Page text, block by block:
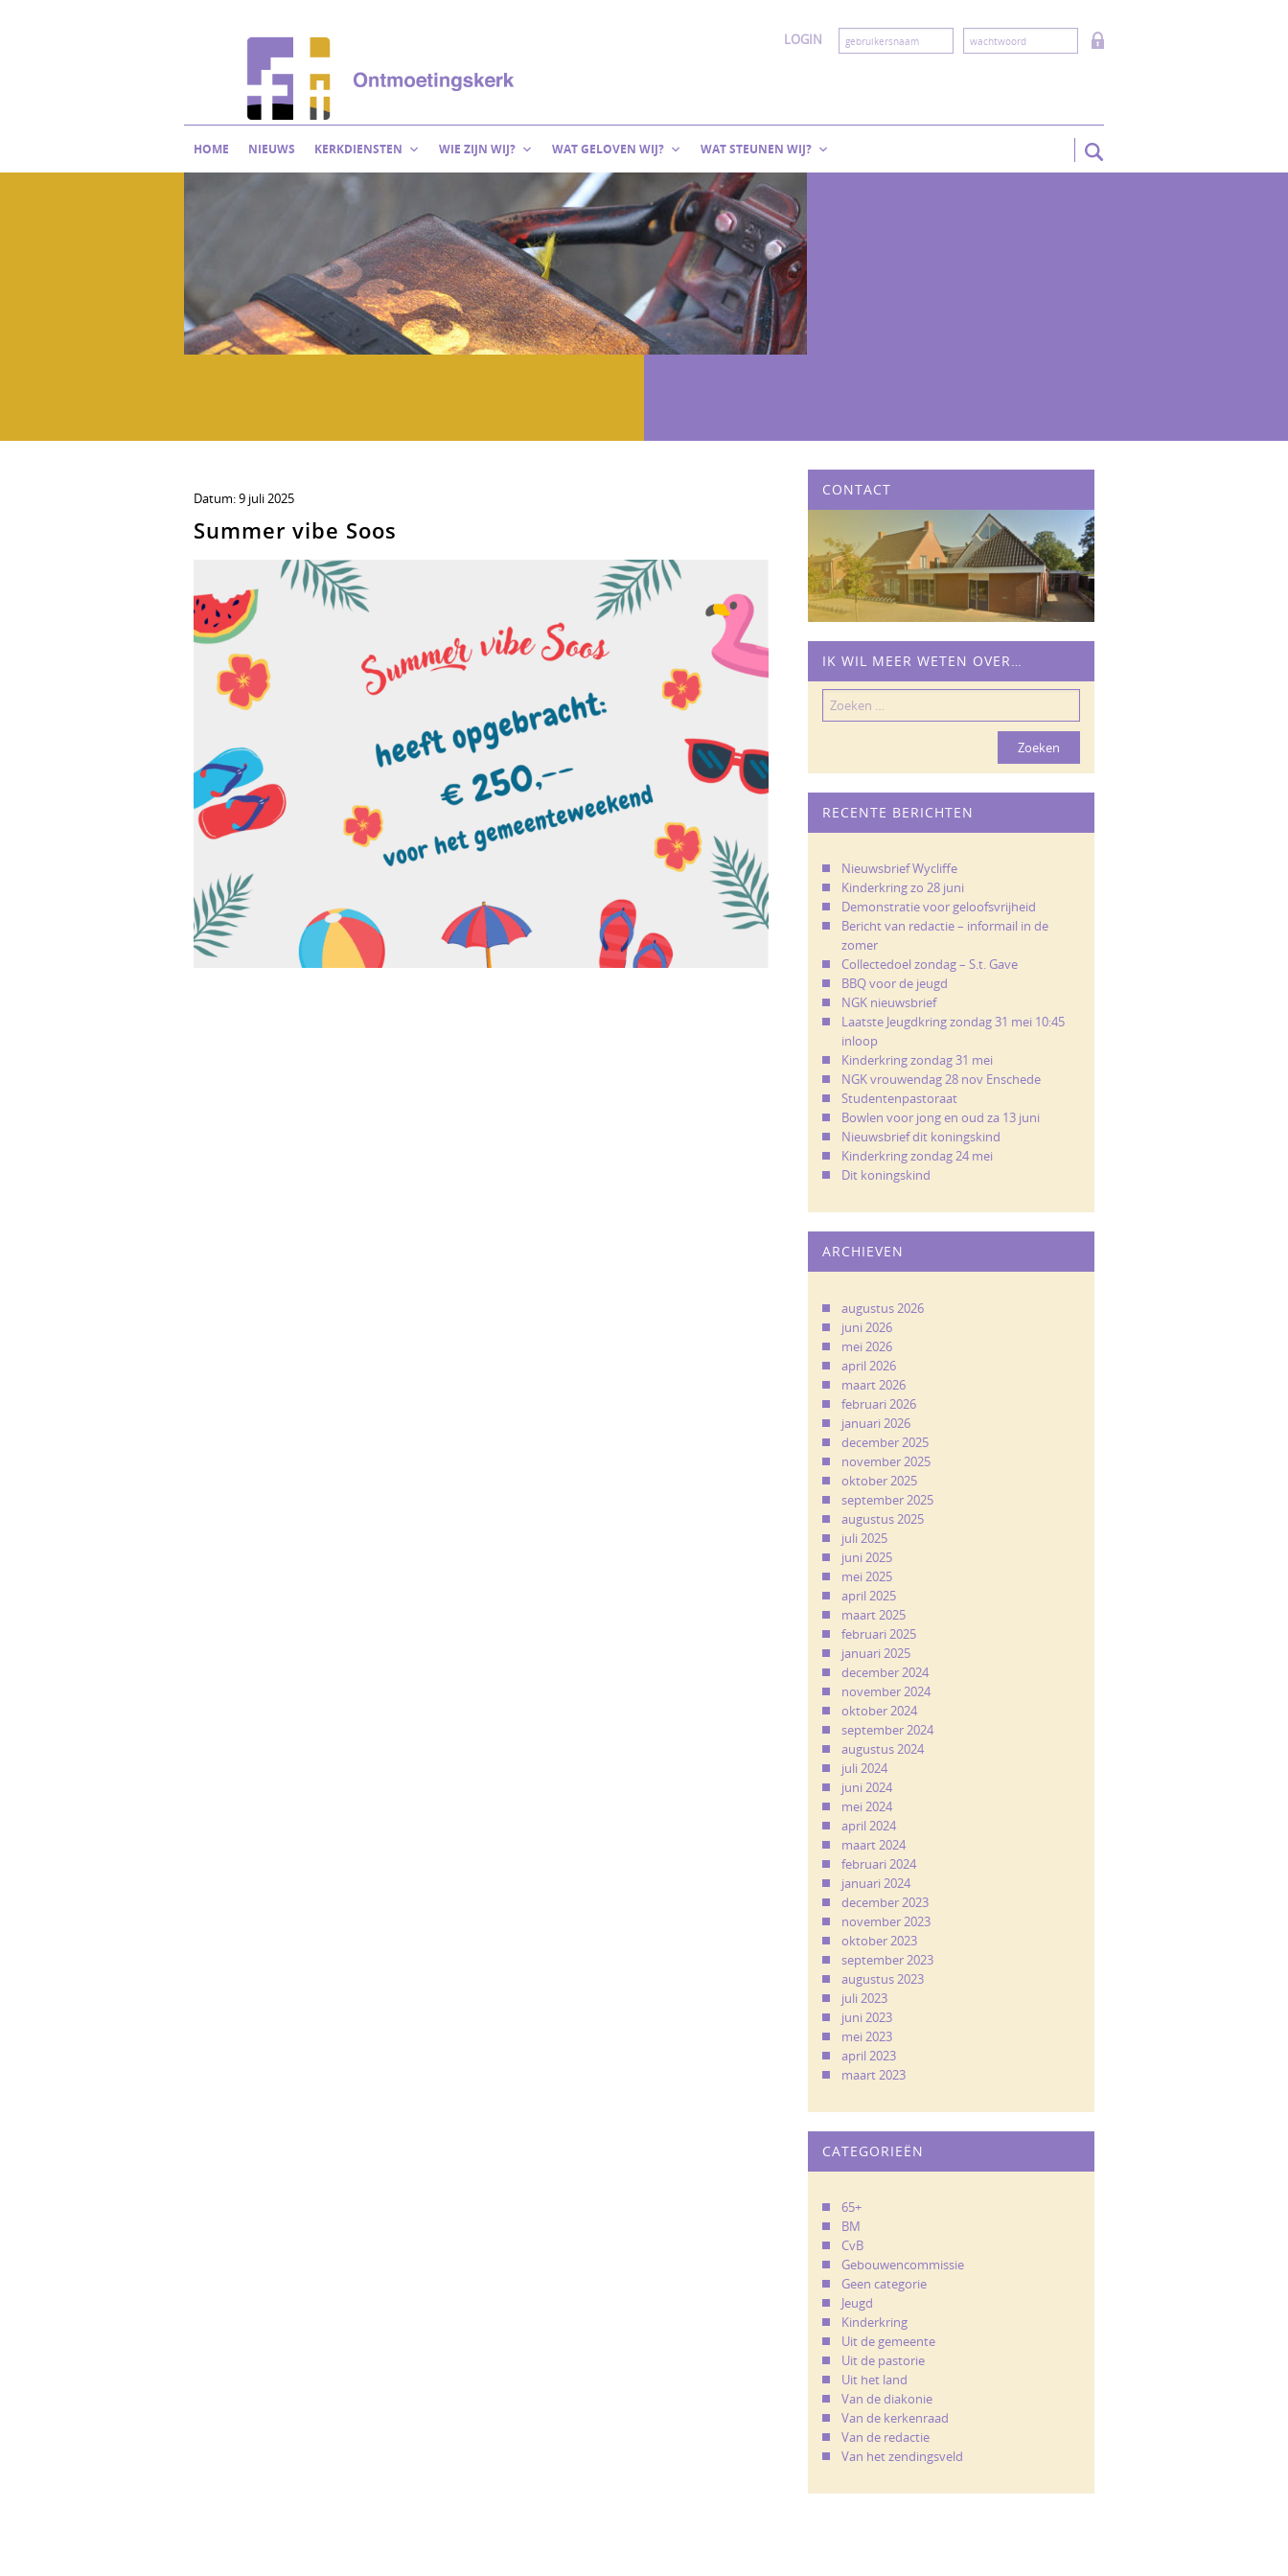
LOGIN
HOME NIEUWS KERKDIENSTEN WIE ZIJN WIJ? WAT GELOVEN WIJ? WAT STEUNEN WIJ?
Datum:9 juli 2025
Summer vibe Soos
CONTACT
IK WIL MEER WETEN OVER…
Zoeken
naar:
RECENTE BERICHTEN
Nieuwsbrief Wycliffe
Kinderkring zo 28 juni
Demonstratie voor geloofsvrijheid
Bericht van redactie – informail in de
zomer
Collectedoel zondag – S.t. Gave
BBQ voor de jeugd
NGK nieuwsbrief
Laatste Jeugdkring zondag 31 mei 10:45
inloop
Kinderkring zondag 31 mei
NGK vrouwendag 28 nov Enschede
Studentenpastoraat
Bowlen voor jong en oud za 13 juni
Nieuwsbrief dit koningskind
Kinderkring zondag 24 mei
Dit koningskind
ARCHIEVEN
augustus 2026
juni 2026
mei 2026
april 2026
maart 2026
februari 2026
januari 2026
december 2025
november 2025
oktober 2025
september 2025
augustus 2025
juli 2025
juni 2025
mei 2025
april 2025
maart 2025
februari 2025
januari 2025
december 2024
november 2024
oktober 2024
september 2024
augustus 2024
juli 2024
juni 2024
mei 2024
april 2024
maart 2024
februari 2024
januari 2024
december 2023
november 2023
oktober 2023
september 2023
augustus 2023
juli 2023
juni 2023
mei 2023
april 2023
maart 2023
CATEGORIEËN
65+
BM
CvB
Gebouwencommissie
Geen categorie
Jeugd
Kinderkring
Uit de gemeente
Uit de pastorie
Uit het land
Van de diakonie
Van de kerkenraad
Van de redactie
Van het zendingsveld